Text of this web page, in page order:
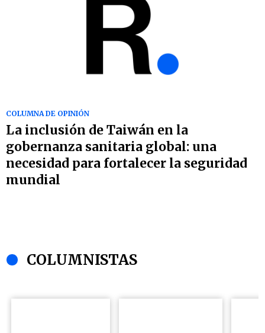
COLUMNA DE OPINIÓN
La inclusión de Taiwán en la
gobernanza sanitaria global: una
necesidad para fortalecer la seguridad
mundial
COLUMNISTAS